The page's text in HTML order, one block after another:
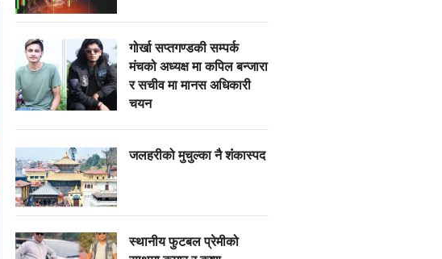
गोर्खा सप्तगण्डकी सम्पर्क
मंचको अध्यक्ष मा कपिल बन्जारा
र सचीव मा मानस अधिकारी
चयन
जलहरीको मुचुल्का नै शंंकास्पद
स्थानीय फुटबल प्रेमीको